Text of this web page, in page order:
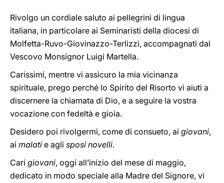
Rivolgo un cordiale saluto ai pellegrini di lingua
italiana, in particolare ai Seminaristi della diocesi di
Molfetta-Ruvo-Giovinazzo-Terlizzi, accompagnati dal
Vescovo Monsignor Luigi Martella.
Carissimi, mentre vi assicuro la mia vicinanza
spirituale, prego perché lo Spirito del Risorto vi aiuti a
discernere la chiamata di Dio, e a seguire la vostra
vocazione con fedeltà e gioia.
Desidero poi rivolgermi, come di consueto, ai giovani,
ai malati e agli sposi novelli.
Cari giovani, oggi all’inizio del mese di maggio,
dedicato in modo speciale alla Madre del Signore, vi